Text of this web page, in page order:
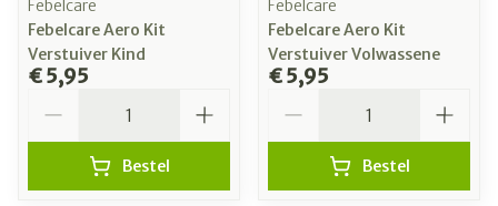
Febelcare
Febelcare Aero Kit
Verstuiver Kind
€ 5,95
Bestel
Febelcare
Febelcare Aero Kit
Verstuiver Volwassene
€ 5,95
Bestel